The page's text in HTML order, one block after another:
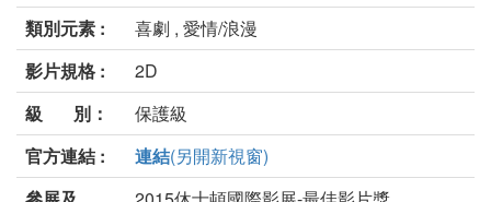
類別元素 :
喜劇 , 愛情/浪漫
影片規格 :
2D
級 別：
保護級
官方連結 :
連結(另開新視窗)